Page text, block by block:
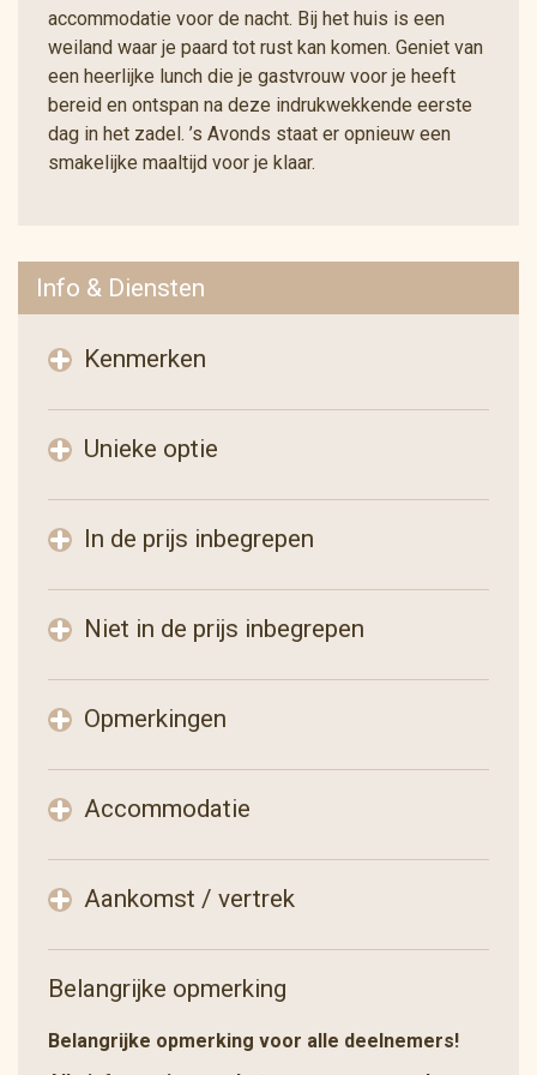
accommodatie voor de nacht. Bij het huis is een
weiland waar je paard tot rust kan komen. Geniet van
een heerlijke lunch die je gastvrouw voor je heeft
bereid en ontspan na deze indrukwekkende eerste
dag in het zadel. ’s Avonds staat er opnieuw een
smakelijke maaltijd voor je klaar.
Info & Diensten
Kenmerken
Unieke optie
In de prijs inbegrepen
Niet in de prijs inbegrepen
Opmerkingen
Accommodatie
Aankomst / vertrek
Belangrijke opmerking
Belangrijke opmerking voor alle deelnemers!